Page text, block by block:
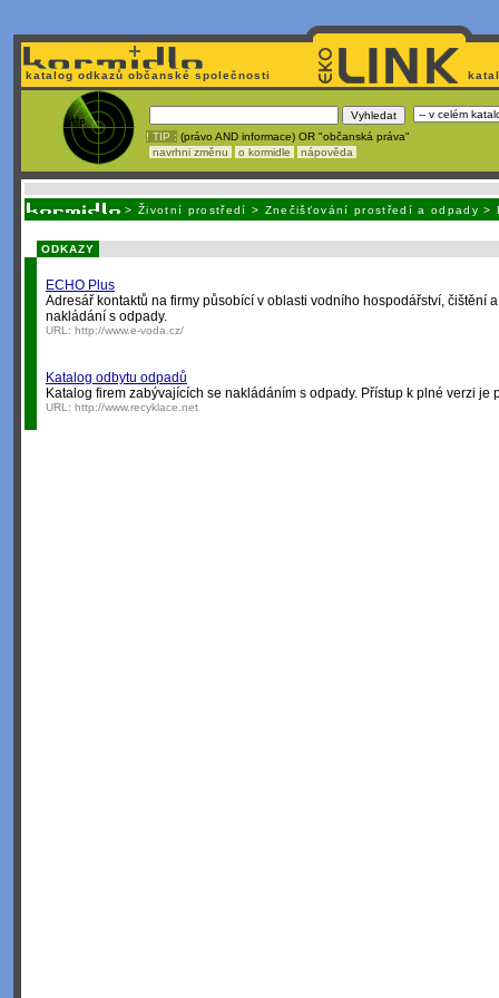
katalog odkazů občanské společnosti
! TIP : (právo AND informace) OR "občanská práva"
navrhni změnu
o kormidle nápověda
> Životní prostředí > Znečišťování prostředí a odpady >
ODKAZY
ECHO Plus
Adresář kontaktů na firmy působící v oblasti vodního hospodářství, čištění
nakládání s odpady.
URL: http://www.e-voda.cz/
Katalog odbytu odpadů
Katalog firem zabývajících se nakládáním s odpady. Přístup k plné verzi je
URL: http://www.recyklace.net